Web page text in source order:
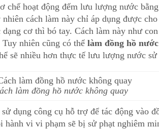
chế hoạt động đếm lưu lượng nước
cách làm này chỉ áp dụng được
cơ thì bó tay. Cách làm này như
nhiên cũng có thể làm đồng hồ
sẽ nhiều hơn thực tế lưu lượng nước sử
làm đồng hồ nước không quay
dụng công cụ hỗ trợ để tác động vào
vi vi phạm sẽ bị sử phạt nghiêm